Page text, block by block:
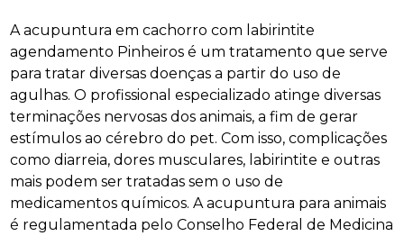
A acupuntura em cachorro com labirintite
agendamento Pinheiros é um tratamento que serve
para tratar diversas doenças a partir do uso de
agulhas. O profissional especializado atinge diversas
terminações nervosas dos animais, a fim de gerar
estímulos ao cérebro do pet. Com isso, complicações
como diarreia, dores musculares, labirintite e outras
mais podem ser tratadas sem o uso de
medicamentos químicos. A acupuntura para animais
é regulamentada pelo Conselho Federal de Medicina